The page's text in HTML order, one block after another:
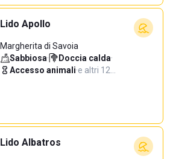
Lido Apollo
Margherita di Savoia
Sabbiosa· Doccia calda·
Accesso animali·e altri 12…
Lido Albatros